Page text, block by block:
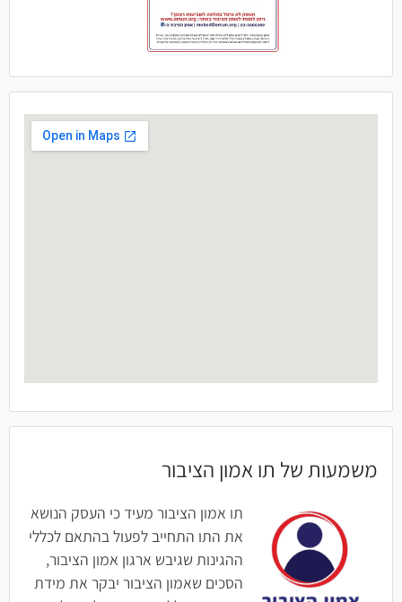
משמעות של תו אמון הציבור
תו אמון הציבור מעיד כי העסק הנושא
את התו התחייב לפעול בהתאם לכללי
ההגינות שגיבש ארגון אמון הציבור,
הסכים שאמון הציבור יבקר את מידת